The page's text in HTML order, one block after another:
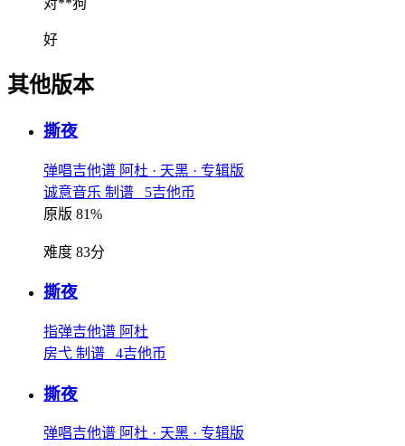
对**狗
好
其他版本
撕夜
弹唱吉他谱 阿杜 · 天黑 · 专辑版
诚意音乐 制谱 5吉他币
原版 81%
难度 83分
撕夜
指弹吉他谱 阿杜
房弋 制谱 4吉他币
撕夜
弹唱吉他谱 阿杜 · 天黑 · 专辑版